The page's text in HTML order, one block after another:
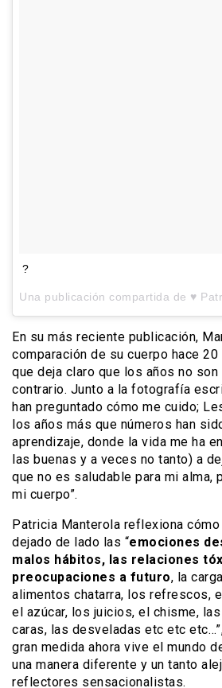
?
Una publicación compartida de ♥
En su más reciente publicación,
comparación de su cuerpo hace 20
que deja claro que los años no son
contrario. Junto a la fotografía
han preguntado cómo me cuido;
los años más que números han
aprendizaje, donde la vida me ha
las buenas y a veces no tanto) a
que no es saludable para mi alma,
mi cuerpo”.
Patricia Manterola reflexiona
dejado de lado las “emociones
malos hábitos, las relaciones
preocupaciones a futuro, la
alimentos chatarra, los refrescos,
el azúcar, los juicios, el chisme,
caras, las desveladas etc etc
gran medida ahora vive el mundo
una manera diferente y un tanto
reflectores sensacionalistas.